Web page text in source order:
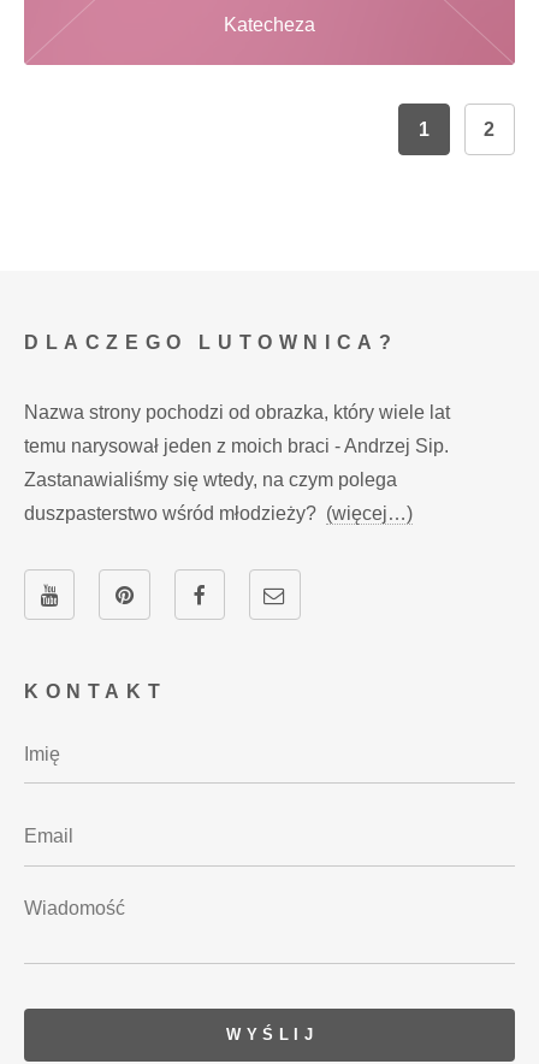
Katecheza
1 2
KONTAKT
DLACZEGO LUTOWNICA?
Nazwa strony pochodzi od obrazka, który wiele lat
temu narysował jeden z moich braci - Andrzej Sip.
Zastanawialiśmy się wtedy, na czym polega
duszpasterstwo wśród młodzieży? (więcej…)